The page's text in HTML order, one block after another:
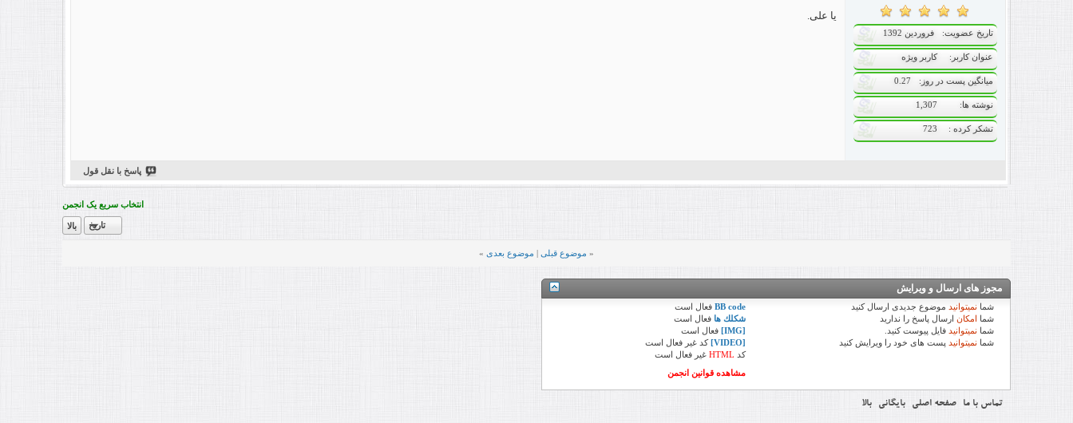
تاریخ عضویت فروردین 1392
عنوان کاربر کاربر ویژه
میانگین پست در روز 0.27
نوشته ها 1,307
تشکر کرده 723
یا علی.
پاسخ با نقل قول
انتخاب سریع یک انجمن
تاریخ بالا
« موضوع قبلی | موضوع بعدی »
مجوز های ارسال و ویرایش
شما نمیتوانید موضوع جدیدی ارسال کنید
شما امکانارسال پاسخ را ندارید
شما نمیتوانید فایل پیوست کنید.
شما نمیتوانید پست های خود را ویرایش کنید
BB code فعال است
شكلك ها فعال است
[IMG]
فعال است
[VIDEO]
کدغیر فعال است
کد HTML غیر فعال است
مشاهده قوانین انجمن
تماس با ما صفحه اصلی بایگانی بالا